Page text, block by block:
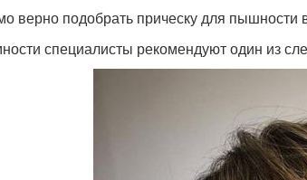
верно подобрать прическу для пышности
специалисты рекомендуют один из